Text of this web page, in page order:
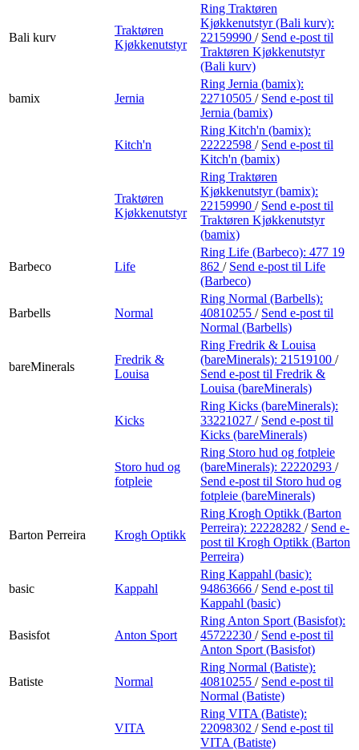
Bali kurv
Traktøren
Kjøkkenutstyr
Ring Traktøren
Kjøkkenutstyr (Bali kurv):
22159990 / Send e-post til
Traktøren Kjøkkenutstyr
(Bali kurv)
bamix Jernia
Ring Jernia (bamix):
22710505 / Send e-post til
Jernia (bamix)
Kitch'n
Ring Kitch'n (bamix):
22222598 / Send e-post til
Kitch'n (bamix)
Traktøren
Kjøkkenutstyr
Ring Traktøren
Kjøkkenutstyr (bamix):
22159990 / Send e-post til
Traktøren Kjøkkenutstyr
(bamix)
Barbeco Life
Ring Life (Barbeco): 477 19
862 / Send e-post til Life
(Barbeco)
Barbells Normal
Ring Normal (Barbells):
40810255 / Send e-post til
Normal (Barbells)
bareMinerals
Fredrik &
Louisa
Ring Fredrik & Louisa
(bareMinerals): 21519100 /
Send e-post til Fredrik &
Louisa (bareMinerals)
Kicks
Ring Kicks (bareMinerals):
33221027 / Send e-post til
Kicks (bareMinerals)
Storo hud og
fotpleie
Ring Storo hud og fotpleie
(bareMinerals): 22220293 /
Send e-post til Storo hud og
fotpleie (bareMinerals)
Barton Perreira Krogh Optikk
Ring Krogh Optikk (Barton
Perreira): 22228282 / Send e-
post til Krogh Optikk (Barton
Perreira)
basic Kappahl
Ring Kappahl (basic):
94863666 / Send e-post til
Kappahl (basic)
Basisfot Anton Sport
Ring Anton Sport (Basisfot):
45722230 / Send e-post til
Anton Sport (Basisfot)
Batiste Normal
Ring Normal (Batiste):
40810255 / Send e-post til
Normal (Batiste)
VITA
Ring VITA (Batiste):
22098302 / Send e-post til
VITA (Batiste)